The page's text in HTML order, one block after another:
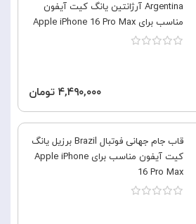
Argentina آرژانتین یانگ کیت آیفون
مناسب برای Apple iPhone 16 Pro Max
۴,۴۹۰,۰۰۰ تومان
قاب جام جهانی فوتبال Brazil برزیل یانگ
کیت آیفون مناسب برای Apple iPhone
16 Pro Max